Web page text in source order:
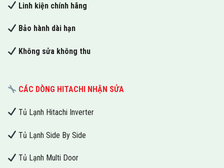
Linh kiện chính hãng
Bảo hành dài hạn
Không sửa không thu
CÁC DÒNG HITACHI NHẬN SỬA
Tủ Lạnh Hitachi Inverter
Tủ Lạnh Side By Side
Tủ Lạnh Multi Door